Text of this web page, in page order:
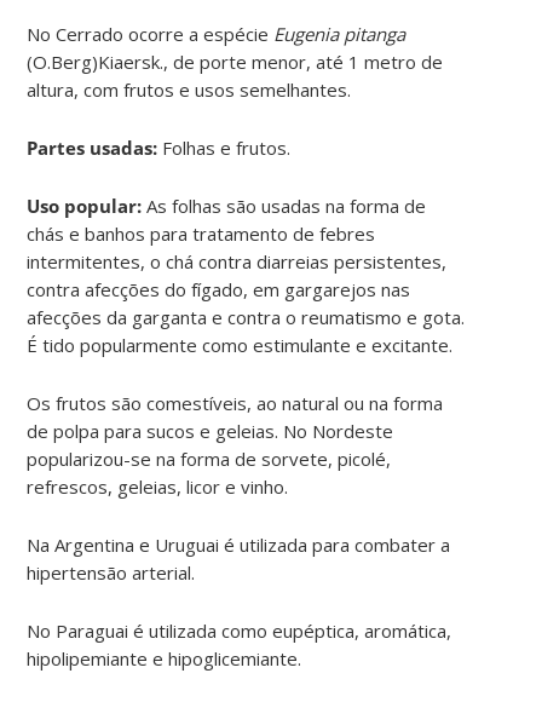
No Cerrado ocorre a espécie Eugenia pitanga
(O.Berg)Kiaersk., de porte menor, até 1 metro de
altura, com frutos e usos semelhantes.
Partes usadas: Folhas e frutos.
Uso popular:As folhas são usadas na forma de
chás e banhos para tratamento de febres
intermitentes, o chá contra diarreias persistentes,
contra afecções do fígado, em gargarejos nas
afecções da garganta e contra o reumatismo e gota.
É tido popularmente como estimulante e excitante.
Os frutos são comestíveis, ao natural ou na forma
de polpa para sucos e geleias. No Nordeste
popularizou-se na forma de sorvete, picolé,
refrescos, geleias, licor e vinho.
Na Argentina e Uruguai é utilizada para combater a
hipertensão arterial.
No Paraguai é utilizada como eupéptica, aromática,
hipolipemiante e hipoglicemiante.